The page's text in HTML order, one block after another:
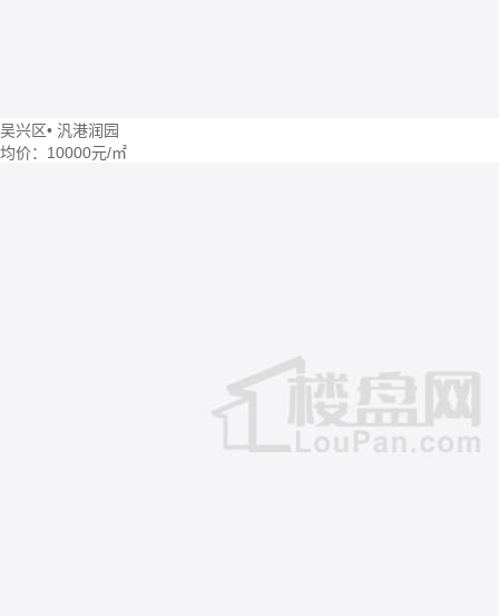
吴兴区• 汎港润园
均价： 10000元/㎡